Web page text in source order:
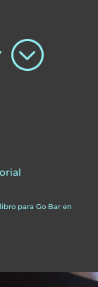
para Go Bar en